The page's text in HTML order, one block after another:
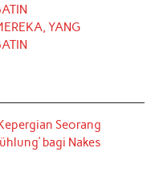
YANG
Seorang
bagi Nakes